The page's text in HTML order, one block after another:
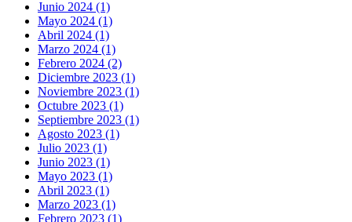
Junio 2024 (1)
Mayo 2024 (1)
Abril 2024 (1)
Marzo 2024 (1)
Febrero 2024 (2)
Diciembre 2023 (1)
Noviembre 2023 (1)
Octubre 2023 (1)
Septiembre 2023 (1)
Agosto 2023 (1)
Julio 2023 (1)
Junio 2023 (1)
Mayo 2023 (1)
Abril 2023 (1)
Marzo 2023 (1)
Febrero 2023 (1)